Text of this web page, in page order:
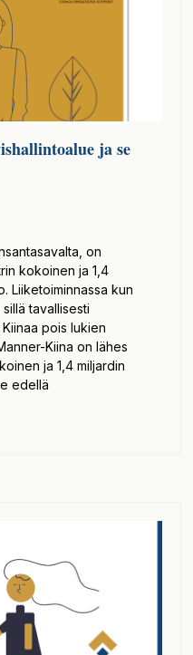
ja se
on
kokoinen ja 1,4
Liiketoiminnassa kun
tavallisesti
pois lukien
Kiina on lähes
ja 1,4 miljardin
edellä